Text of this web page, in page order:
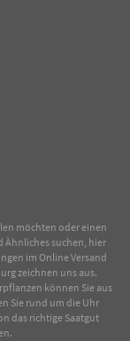
möchten oder einen
Ähnliches suchen, hier
im OnlineVersand
zeichnen uns aus.
können Sie aus
Sie rund um die Uhr
das richtige Saatgut